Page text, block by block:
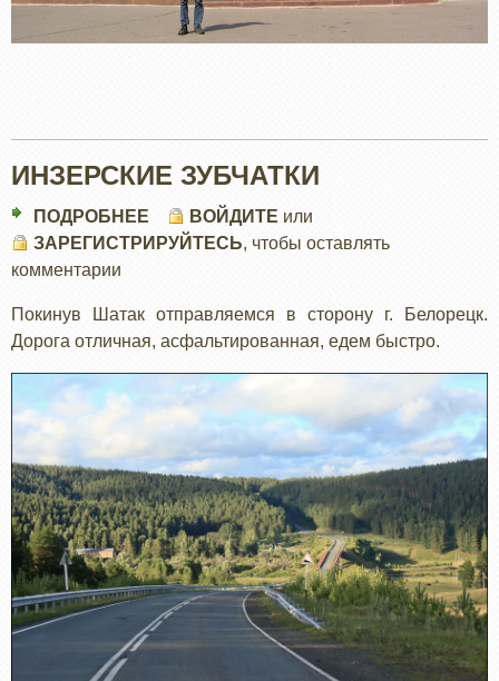
ИНЗЕРСКИЕ ЗУБЧАТКИ
ПОДРОБНЕЕ
ИНЗЕРСКИЕ
ВОЙДИТЕ или
ЗАРЕГИСТРИРУЙТЕСЬ, чтобы оставлять
комментарии
Покинув Шатак отправляемся в сторону г. Белорецк.
Дорога отличная, асфальтированная, едем быстро.